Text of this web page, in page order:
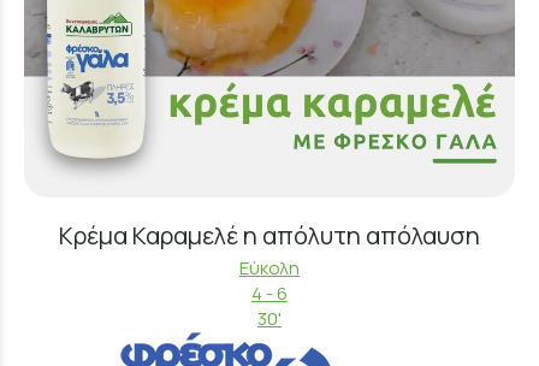
Κρέμα Καραμελέ η απόλυτη απόλαυση
Εύκολη
4 - 6
30'